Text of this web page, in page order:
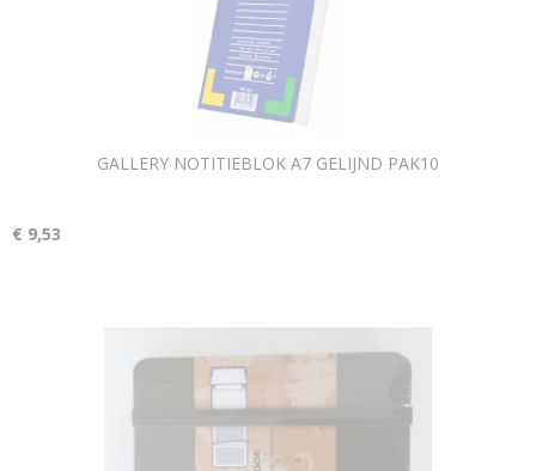
GALLERY NOTITIEBLOK A7 GELIJND PAK10
€ 9,53